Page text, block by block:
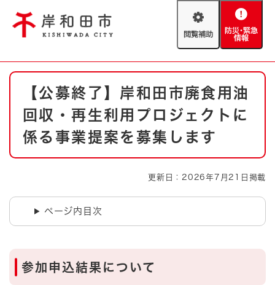
閲
助
防
緊
情
やさしい日本語
文字サイズ 標準 拡大
防災・緊急情報 救急・消防
ハザードマップ AED設置箇所
本
【公募終了】岸和田市廃食用油
回収・再生利用プロジェクトに
係る事業提案を募集します
更新日：2026年7月21日掲載
ページ内目次
参加申込結果について